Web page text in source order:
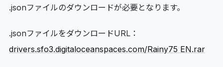
.jsonファイルのダウンロードが必要となります。
.jsonファイルをダウンロードURL：
drivers.sfo3.digitaloceanspaces.com/Rainy75 EN.rar